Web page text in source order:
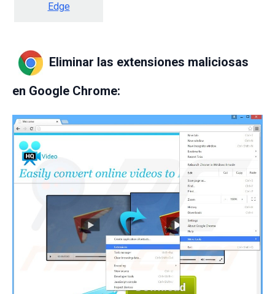
Edge
Eliminar las extensiones maliciosas
en Google Chrome: